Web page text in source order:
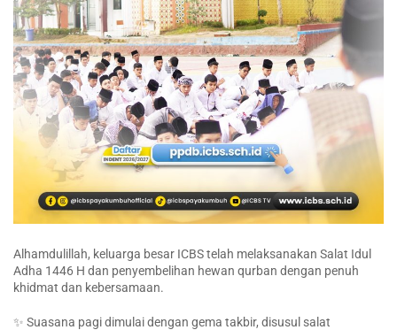
Alhamdulillah, keluarga besar ICBS telah melaksanakan Salat Idul
Adha 1446 H dan penyembelihan hewan qurban dengan penuh
khidmat dan kebersamaan.
✨ Suasana pagi dimulai dengan gema takbir, disusul salat